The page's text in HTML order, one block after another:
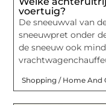
voertuig?
De sneeuwval van
sneeuwpret onder
de sneeuw ook
Shopping / Home And